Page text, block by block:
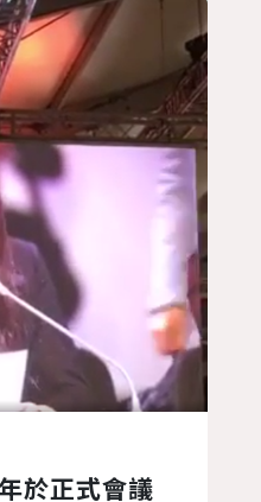
歐盟、沙烏地阿
國家等，再次承諾
定》，採取積極
於正式會議